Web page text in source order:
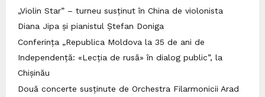
„Violin Star” – turneu susținut în China de violonista
Diana Jipa și pianistul Ștefan Doniga
Conferința „Republica Moldova la 35 de ani de
Independență: «Lecția de rusă» în dialog public”, la
Chișinău
Două concerte susținute de Orchestra Filarmonicii Arad